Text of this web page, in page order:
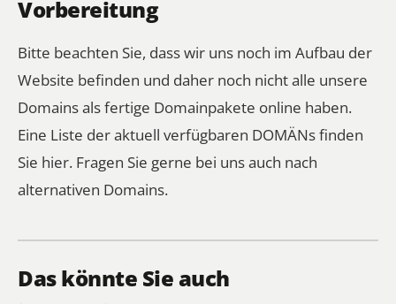
Vorbereitung
Bitte beachten Sie, dass wir uns noch im Aufbau der
Website befinden und daher noch nicht alle unsere
Domains als fertige Domainpakete online haben.
Eine Liste der aktuell verfügbaren DOMÄNs finden
Sie hier. Fragen Sie gerne bei uns auch nach
alternativen Domains.
Das könnte Sie auch